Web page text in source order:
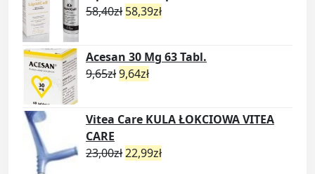
58,40zł 58,39zł
Acesan 30 Mg 63 Tabl.
9,65zł9,64zł
Vitea Care KULA ŁOKCIOWA VITEA
CARE
23,00zł22,99zł